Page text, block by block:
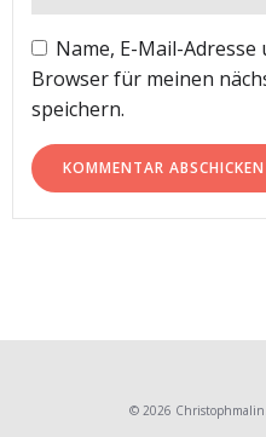
Name, E-Mail-
Browser für meinen
speichern.
© 2026